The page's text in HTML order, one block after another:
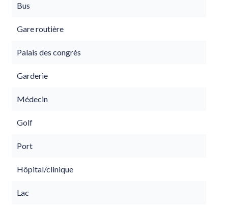
Bus
Gare routière
Palais des congrès
Garderie
Médecin
Golf
Port
Hôpital/clinique
Lac